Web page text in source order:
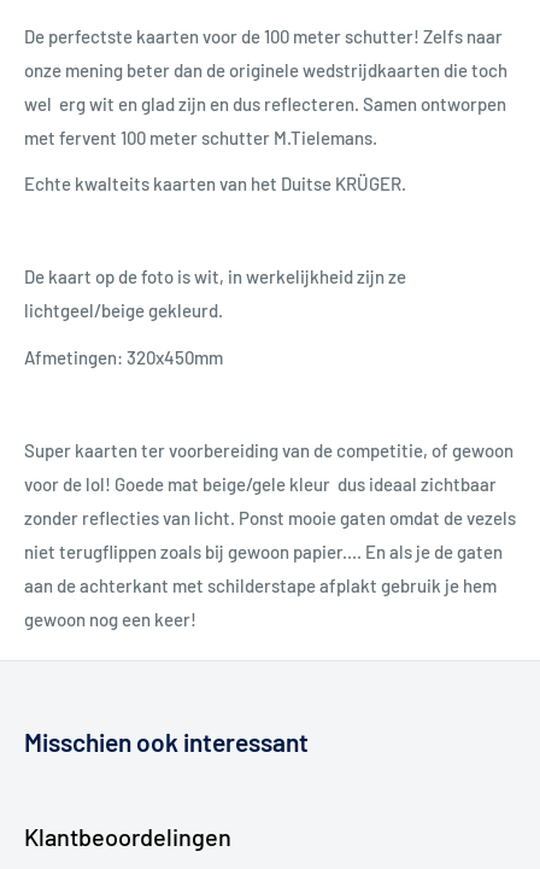
De perfectste kaarten voor de 100 meter schutter! Zelfs naar
onze mening beter dan de originele wedstrijdkaarten die toch
wel erg wit en glad zijn en dus reflecteren. Samen ontworpen
met fervent 100 meter schutter M.Tielemans.
Echte kwalteits kaarten van het Duitse KRÜGER.
De kaart op de foto is wit, in werkelijkheid zijn ze
lichtgeel/beige gekleurd.
Afmetingen: 320x450mm
Super kaarten ter voorbereiding van de competitie, of gewoon
voor de lol! Goede mat beige/gele kleur dus ideaal zichtbaar
zonder reflecties van licht. Ponst mooie gaten omdat de vezels
niet terugflippen zoals bij gewoon papier.... En als je de gaten
aan de achterkant met schilderstape afplakt gebruik je hem
gewoon nog een keer!
Misschien ook interessant
Klantbeoordelingen